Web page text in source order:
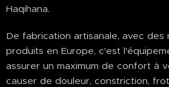
Haqihana.
De fabrication artisanale, avec des
produits en Europe, c'est
assurer un maximum de confort à
causer de douleur, constriction,